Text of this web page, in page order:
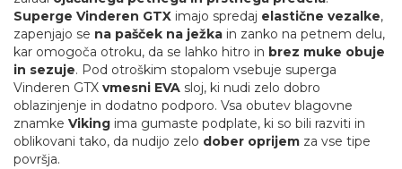
Superge Vinderen GTX imajo spredaj elastične vezalke,
zapenjajo se na pašček na ježka in zanko na petnem delu,
kar omogoča otroku, da se lahko hitro in brez muke obuje
in sezuje. Pod otroškim stopalom vsebuje superga
Vinderen GTX vmesni EVA sloj, ki nudi zelo dobro
oblazinjenje in dodatno podporo. Vsa obutev blagovne
znamke Viking ima gumaste podplate, ki so bili razviti in
oblikovani tako, da nudijo zelo dober oprijem za vse tipe
površja.